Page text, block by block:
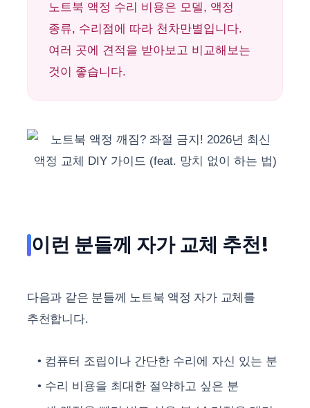
노트북 액정 수리 비용은 모델, 액정
종류, 수리점에 따라 천차만별입니다.
여러 곳에 견적을 받아보고 비교해보는
것이 좋습니다.
이런 분들께 자가 교체 추천!
다음과 같은 분들께 노트북 액정 자가 교체를
추천합니다.
컴퓨터 조립이나 간단한 수리에 자신 있는 분
수리 비용을 최대한 절약하고 싶은 분